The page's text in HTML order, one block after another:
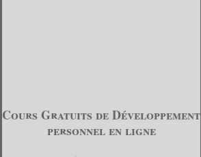
Cours Gratuits de Développement
personnel en ligne